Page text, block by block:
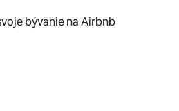
bývanie na Airbnb